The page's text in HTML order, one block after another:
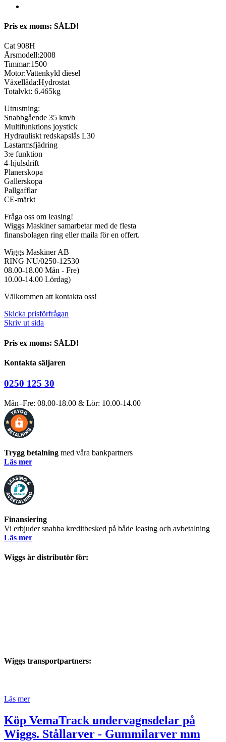
Pris ex moms: SÅLD!
Cat 908H
Årsmodell:2008
Timmar:1500
Motor:Vattenkyld diesel
Växellåda:Hydrostat
Totalvkt: 6.465kg
Utrustning:
Snabbgående 35 km/h
Multifunktions joystick
Hydrauliskt redskapslås L30
Lastarmsfjädring
3:e funktion
4-hjulsdrift
Planerskopa
Gallerskopa
Pallgafflar
CE-märkt
Fråga oss om leasing!
Wiggs Maskiner samarbetar med de flesta
finansbolagen ring eller maila för en offert.
Wiggs Maskiner AB
RING NU/0250-12530
08.00-18.00 Mån - Fre)
10.00-14.00 Lördag)
Välkommen att kontakta oss!
Skicka prisförfrågan
Skriv ut sida
Pris ex moms: SÅLD!
Kontakta säljaren
0250 125 30
Mån–Fre: 08.00-18.00 & Lör: 10.00-14.00
Trygg betalning med våra bankpartners
Läs mer
Finansiering
Vi erbjuder snabba kreditbesked på både leasing och avbetalning
Läs mer
Wiggs är distributör för:
Wiggs transportpartners:
Läs mer
Köp VemaTrack undervagnsdelar på
Wiggs. Stållarver - Gummilarver mm